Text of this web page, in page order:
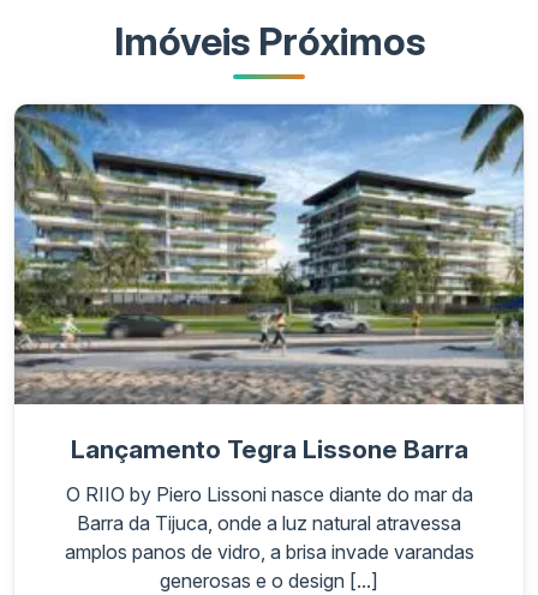
Imóveis Próximos
Lançamento Tegra Lissone Barra
O RIIO by Piero Lissoni nasce diante do mar da
Barra da Tijuca, onde a luz natural atravessa
amplos panos de vidro, a brisa invade varandas
generosas e o design [...]